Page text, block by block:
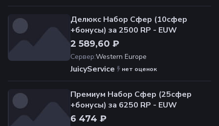
Делюкс Набор Сфер (10сфер
+бонусы) за 2500 RP - EUW
2 589,60 ₽
Сервер:Western Europe
JuicyService нет оценок
Премиум Набор Сфер (25сфер
+бонусы) за 6250 RP - EUW
6 474 ₽